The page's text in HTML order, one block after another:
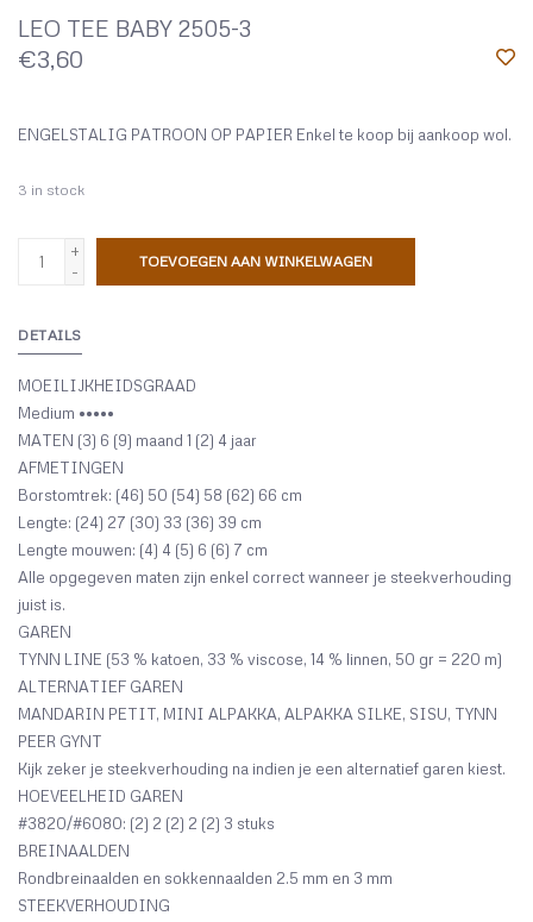
LEO TEE BABY 2505-3
€3,60
ENGELSTALIG PATROON OP PAPIER Enkel te koop bij aankoop wol.
3 in stock
+
-
TOEVOEGEN AAN WINKELWAGEN
DETAILS
MOEILIJKHEIDSGRAAD
Medium •••••
MATEN (3) 6 (9) maand 1 (2) 4 jaar
AFMETINGEN
Borstomtrek: (46) 50 (54) 58 (62) 66 cm
Lengte: (24) 27 (30) 33 (36) 39 cm
Lengte mouwen: (4) 4 (5) 6 (6) 7 cm
Alle opgegeven maten zijn enkel correct wanneer je steekverhouding
juist is.
GAREN
TYNN LINE (53 % katoen, 33 % viscose, 14 % linnen, 50 gr = 220 m)
ALTERNATIEF GAREN
MANDARIN PETIT, MINI ALPAKKA, ALPAKKA SILKE, SISU, TYNN
PEER GYNT
Kijk zeker je steekverhouding na indien je een alternatief garen kiest.
HOEVEELHEID GAREN
#3820/#6080: (2) 2 (2) 2 (2) 3 stuks
BREINAALDEN
Rondbreinaalden en sokkennaalden 2.5 mm en 3 mm
STEEKVERHOUDING